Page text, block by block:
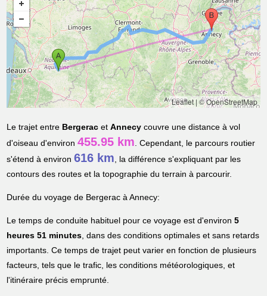
Leaflet|© OpenStreetMap
Le trajet entre Bergerac etAnnecy couvre une distance à vol
d'oiseau d'environ455.95 km. Cependant, le parcours routier
s'étend à environ616 km, la différence s'expliquant par les
contours des routes et la topographie du terrain à parcourir.
Durée du voyage de Bergerac à Annecy:
Le temps de conduite habituel pour ce voyage est d'environ5
heures 51 minutes, dans des conditions optimales et sans retards
importants. Ce temps de trajet peut varier en fonction de plusieurs
facteurs, tels que le trafic, les conditions météorologiques, et
l'itinéraire précis emprunté.